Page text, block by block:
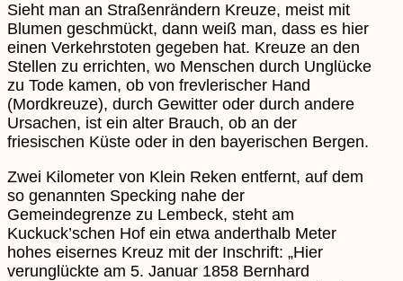
Sieht man an Straßenrändern Kreuze, meist mit
Blumen geschmückt, dann weiß man, dass es hier
einen Verkehrstoten gegeben hat. Kreuze an den
Stellen zu errichten, wo Menschen durch Unglücke
zu Tode kamen, ob von frevlerischer Hand
(Mordkreuze), durch Gewitter oder durch andere
Ursachen, ist ein alter Brauch, ob an der
friesischen Küste oder in den bayerischen Bergen.
Zwei Kilometer von Klein Reken entfernt, auf dem
so genannten Specking nahe der
Gemeindegrenze zu Lembeck, steht am
Kuckuck’schen Hof ein etwa anderthalb Meter
hohes eisernes Kreuz mit der Inschrift: „Hier
verunglückte am 5. Januar 1858 Bernhard